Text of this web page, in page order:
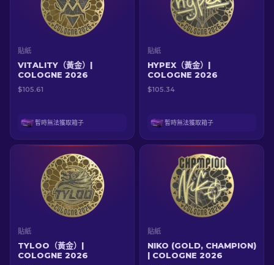
貼紙
VITALITY（黃金）|
COLOGNE 2026
$105.61
暫時無法獲取箱子
貼紙
HYPEX（黃金）|
COLOGNE 2026
$105.34
暫時無法獲取箱子
貼紙
TYLOO（黃金）|
COLOGNE 2026
貼紙
NIKO (GOLD, CHAMPION)
| COLOGNE 2026